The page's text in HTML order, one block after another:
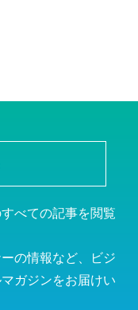
べての記事を閲覧
の情報など、ビジ
ガジンをお届けい